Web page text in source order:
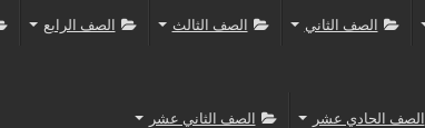
الصف الثاني الصف الثالث الصف الرابع
الصف الحادي عشر الصف الثاني عشر